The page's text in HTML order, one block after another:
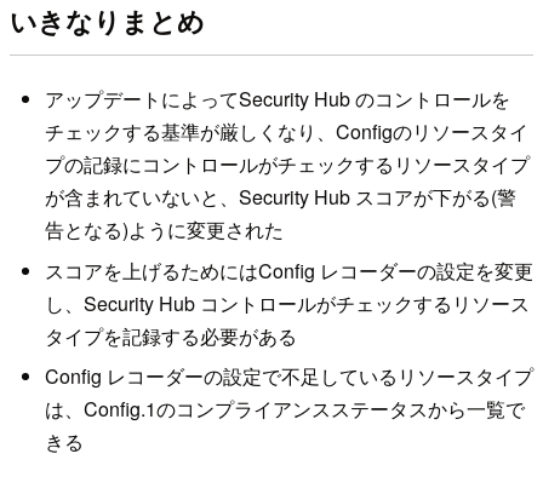
いきなりまとめ
アップデートによってSecurity Hub のコントロールを
チェックする基準が厳しくなり、Configのリソースタイ
プの記録にコントロールがチェックするリソースタイプ
が含まれていないと、Security Hub スコアが下がる(警
告となる)ように変更された
スコアを上げるためにはConfig レコーダーの設定を変更
し、Security Hub コントロールがチェックするリソース
タイプを記録する必要がある
Config レコーダーの設定で不足しているリソースタイプ
は、Config.1のコンプライアンスステータスから一覧で
きる